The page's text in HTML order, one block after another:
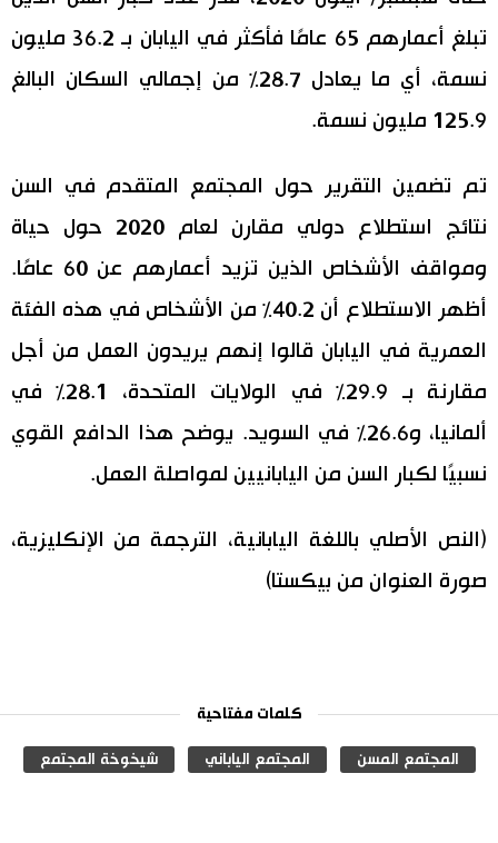
تبلغ أعمارهم 65 عامًا فأكثر في اليابان بـ 36.2 مليون
نسمة، أي ما يعادل 28.7٪ من إجمالي السكان البالغ
125.9 مليون نسمة.
تم تضمين التقرير حول المجتمع المتقدم في السن
نتائج استطلاع دولي مقارن لعام 2020 حول حياة
ومواقف الأشخاص الذين تزيد أعمارهم عن 60 عامًا.
أظهر الاستطلاع أن 40.2٪ من الأشخاص في هذه الفئة
العمرية في اليابان قالوا إنهم يريدون العمل من أجل
مقارنة بـ 29.9٪ في الولايات المتحدة، 28.1٪ في
ألمانيا، و26.6٪ في السويد. يوضح هذا الدافع القوي
نسبيًا لكبار السن من اليابانيين لمواصلة العمل.
(النص الأصلي باللغة اليابانية، الترجمة من الإنكليزية،
صورة العنوان من بيكستا)
كلمات مفتاحية
المجتمع المسن المجتمع الياباني شيخوخة المجتمع